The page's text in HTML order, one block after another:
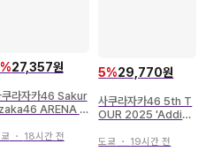
%27,357원
쿠라자카46 Sakur
ARENA T
lonesome?- 나
・ 18시간 전
5%29,770원
사쿠라자카46 5th T
OUR 2025 'Addicti
시즈키 2025년 유카
도쿄 ・ 19시간 전